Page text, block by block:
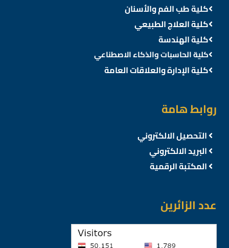
كلية طب الفم والأسنان
كلية العلاج الطبيعي
كلية الهندسة
كلية الحاسبات والذكاء الاصطناعي
كلية الإدارة والعلاقات العامة
روابط هامة
التحصيل الالكتروني
البريد الالكتروني
المكتبة الرقمية
عدد الزائرين